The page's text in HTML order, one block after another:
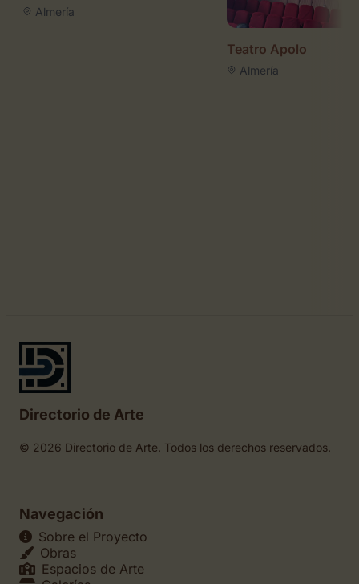
Almería
Teatro Apolo
Almería
Directorio de Arte
© 2026 Directorio de Arte. Todos los derechos reservados.
Navegación
Sobre el Proyecto
Obras
Espacios de Arte